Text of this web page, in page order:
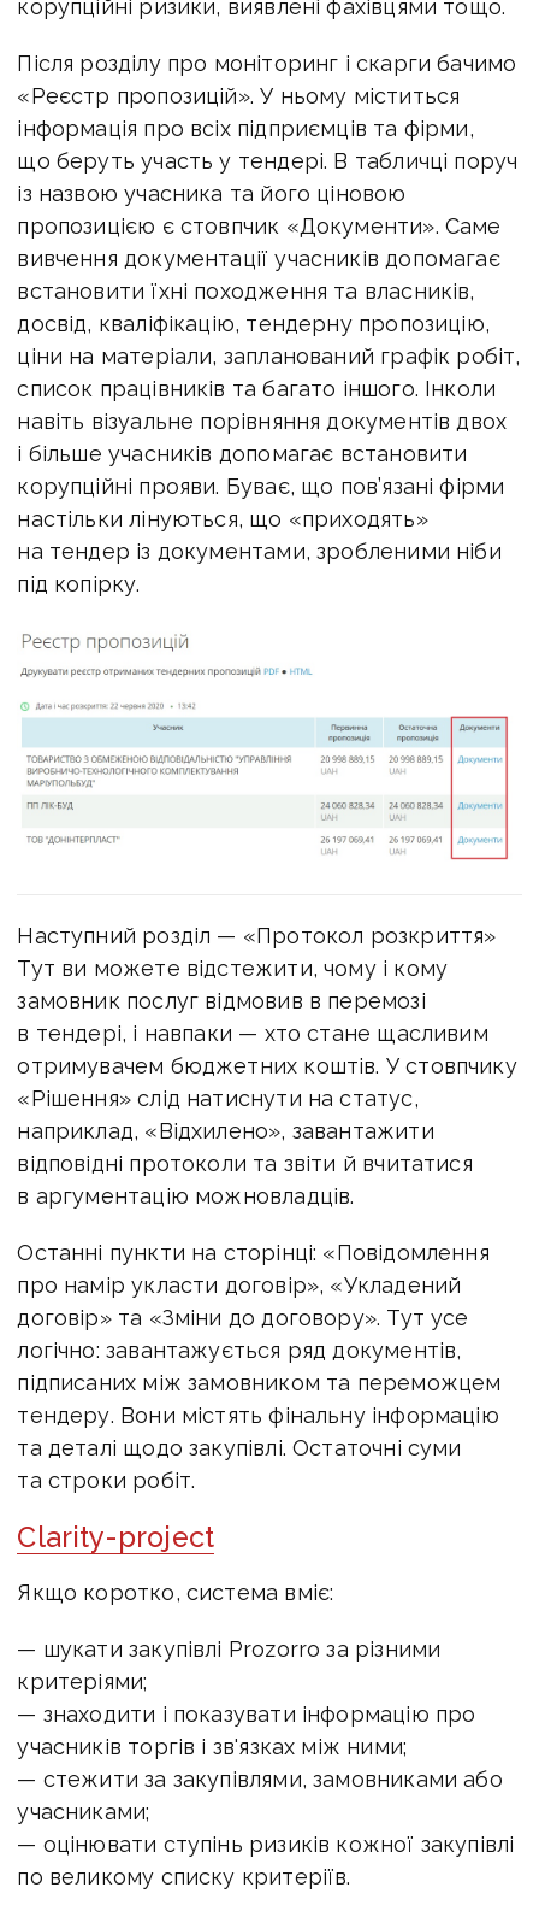
корупційні ризики, виявлені фахівцями тощо.
Після розділу про моніторинг і скарги бачимо
«Реєстр пропозицій». У ньому міститься
інформація про всіх підприємців та фірми,
що беруть участь у тендері. В табличці поруч
із назвою учасника та його ціновою
пропозицією є стовпчик «Документи». Саме
вивчення документації учасників допомагає
встановити їхні походження та власників,
досвід, кваліфікацію, тендерну пропозицію,
ціни на матеріали, запланований графік робіт,
список працівників та багато іншого. Інколи
навіть візуальне порівняння документів двох
і більше учасників допомагає встановити
корупційні прояви. Буває, що пов’язані фірми
настільки лінуються, що «приходять»
на тендер із документами, зробленими ніби
під копірку.
Наступний розділ — «Протокол розкриття»
Тут ви можете відстежити, чому і кому
замовник послуг відмовив в перемозі
в тендері, і навпаки — хто стане щасливим
отримувачем бюджетних коштів. У стовпчику
«Рішення» слід натиснути на статус,
наприклад, «Відхилено», завантажити
відповідні протоколи та звіти й вчитатися
в аргументацію можновладців.
Останні пункти на сторінці: «Повідомлення
про намір укласти договір», «Укладений
договір» та «Зміни до договору». Тут усе
логічно: завантажується ряд документів,
підписаних між замовником та переможцем
тендеру. Вони містять фінальну інформацію
та деталі щодо закупівлі. Остаточні суми
та строки робіт.
Clarity-project
Якщо коротко, система вміє:
— шукати закупівлі Prozorro за різними
критеріями;
— знаходити і показувати інформацію про
учасників торгів і зв'язках між ними;
— стежити за закупівлями, замовниками або
учасниками;
— оцінювати ступінь ризиків кожної закупівлі
по великому списку критеріїв.